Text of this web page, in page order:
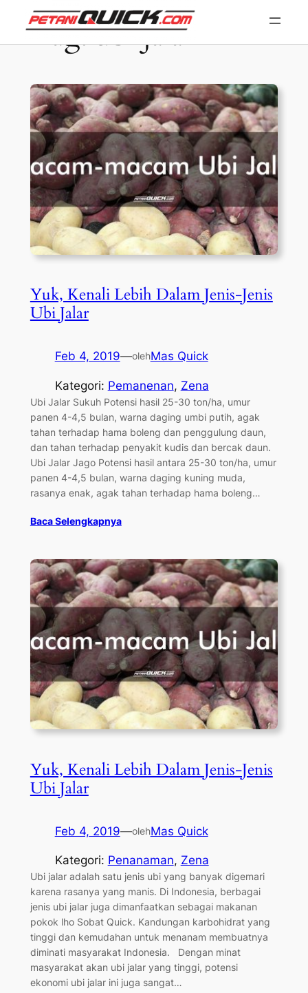
Tag:ubi jalar
Yuk, Kenali Lebih Dalam Jenis-Jenis
Ubi Jalar
Feb 4, 2019—olehMas Quick
Kategori: Pemanenan, Zena
Ubi Jalar Sukuh Potensi hasil 25-30 ton/ha, umur
panen 4-4,5 bulan, warna daging umbi putih, agak
tahan terhadap hama boleng dan penggulung daun,
dan tahan terhadap penyakit kudis dan bercak daun.
Ubi Jalar Jago Potensi hasil antara 25-30 ton/ha, umur
panen 4-4,5 bulan, warna daging kuning muda,
rasanya enak, agak tahan terhadap hama boleng…
Baca Selengkapnya
Yuk, Kenali Lebih Dalam Jenis-Jenis
Ubi Jalar
Feb 4, 2019—olehMas Quick
Kategori: Penanaman, Zena
Ubi jalar adalah satu jenis ubi yang banyak digemari
karena rasanya yang manis. Di Indonesia, berbagai
jenis ubi jalar juga dimanfaatkan sebagai makanan
pokok lho Sobat Quick. Kandungan karbohidrat yang
tinggi dan kemudahan untuk menanam membuatnya
diminati masyarakat Indonesia. Dengan minat
masyarakat akan ubi jalar yang tinggi, potensi
ekonomi ubi jalar ini juga sangat…